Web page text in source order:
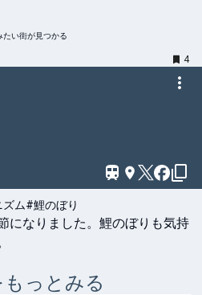
い街が見つかる
4
ズム#鯉のぼり
になりました。鯉のぼりも気持
っとみる